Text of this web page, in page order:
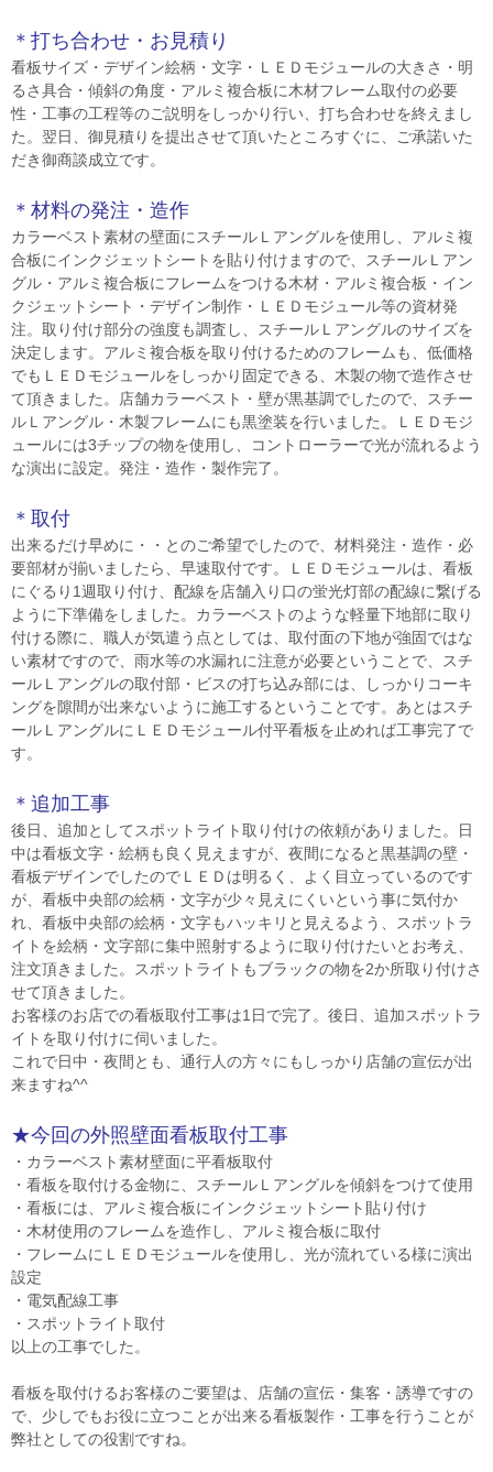
＊打ち合わせ・お見積り
看板サイズ・デザイン絵柄・文字・ＬＥＤモジュールの大きさ・明
るさ具合・傾斜の角度・アルミ複合板に木材フレーム取付の必要
性・工事の工程等のご説明をしっかり行い、打ち合わせを終えまし
た。翌日、御見積りを提出させて頂いたところすぐに、ご承諾いた
だき御商談成立です。
＊材料の発注・造作
カラーベスト素材の壁面にスチールＬアングルを使用し、アルミ複
合板にインクジェットシートを貼り付けますので、スチールＬアン
グル・アルミ複合板にフレームをつける木材・アルミ複合板・イン
クジェットシート・デザイン制作・ＬＥＤモジュール等の資材発
注。取り付け部分の強度も調査し、スチールＬアングルのサイズを
決定します。アルミ複合板を取り付けるためのフレームも、低価格
でもＬＥＤモジュールをしっかり固定できる、木製の物で造作させ
て頂きました。店舗カラーベスト・壁が黒基調でしたので、スチー
ルＬアングル・木製フレームにも黒塗装を行いました。ＬＥＤモジ
ュールには3チップの物を使用し、コントローラーで光が流れるよう
な演出に設定。発注・造作・製作完了。
＊取付
出来るだけ早めに・・とのご希望でしたので、材料発注・造作・必
要部材が揃いましたら、早速取付です。ＬＥＤモジュールは、看板
にぐるり1週取り付け、配線を店舗入り口の蛍光灯部の配線に繋げる
ように下準備をしました。カラーベストのような軽量下地部に取り
付ける際に、職人が気遣う点としては、取付面の下地が強固ではな
い素材ですので、雨水等の水漏れに注意が必要ということで、スチ
ールＬアングルの取付部・ビスの打ち込み部には、しっかりコーキ
ングを隙間が出来ないように施工するということです。あとはスチ
ールＬアングルにＬＥＤモジュール付平看板を止めれば工事完了で
す。
＊追加工事
後日、追加としてスポットライト取り付けの依頼がありました。日
中は看板文字・絵柄も良く見えますが、夜間になると黒基調の壁・
看板デザインでしたのでＬＥＤは明るく、よく目立っているのです
が、看板中央部の絵柄・文字が少々見えにくいという事に気付か
れ、看板中央部の絵柄・文字もハッキリと見えるよう、スポットラ
イトを絵柄・文字部に集中照射するように取り付けたいとお考え、
注文頂きました。スポットライトもブラックの物を2か所取り付けさ
せて頂きました。
お客様のお店での看板取付工事は1日で完了。後日、追加スポットラ
イトを取り付けに伺いました。
これで日中・夜間とも、通行人の方々にもしっかり店舗の宣伝が出
来ますね^^
★今回の外照壁面看板取付工事
・カラーベスト素材壁面に平看板取付
・看板を取付ける金物に、スチールＬアングルを傾斜をつけて使用
・看板には、アルミ複合板にインクジェットシート貼り付け
・木材使用のフレームを造作し、アルミ複合板に取付
・フレームにＬＥＤモジュールを使用し、光が流れている様に演出
設定
・電気配線工事
・スポットライト取付
以上の工事でした。
看板を取付けるお客様のご要望は、店舗の宣伝・集客・誘導ですの
で、少しでもお役に立つことが出来る看板製作・工事を行うことが
弊社としての役割ですね。